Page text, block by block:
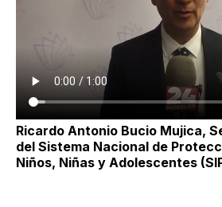
Ricardo Antonio Bucio Mujica,
del Sistema Nacional de
Niños, Niñas y Adolescentes